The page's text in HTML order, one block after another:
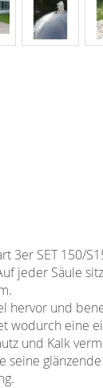
3er SET 150/
jeder Säule
hervor und
wodurch eine
und Kalk
seine